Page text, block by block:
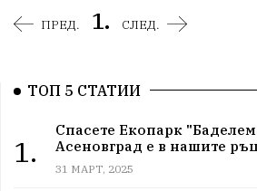
ПРЕД. 1. СЛЕД.
ТОП 5 СТАТИИ
1.
Спасете Екопарк
Асеновград е в нашите
31 МАРТ, 2025